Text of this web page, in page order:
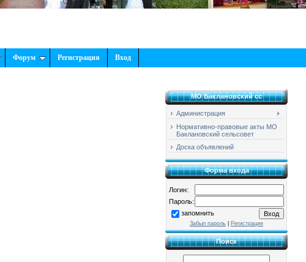
Форум Регистрация Вход
МО Баклановский сс
Администрация
Нормативно-правовые акты МО
Баклановский сельсовет
Доска объявлений
Форма входа
Логин:
Пароль:
запомнить
Забыл пароль Регистрация
Поиск